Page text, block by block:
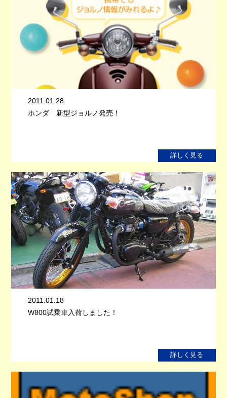
2011.01.28
ホンダ 新型ジョルノ発売！
詳しく見る
2011.01.18
W800試乗車入荷しました！
詳しく見る